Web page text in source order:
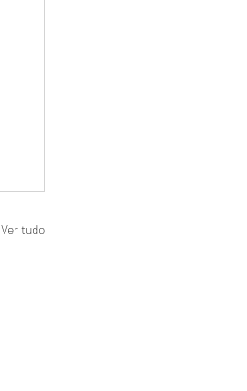
Ver tudo